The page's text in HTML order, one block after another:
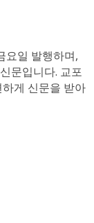
요일 발행하며,
문입니다. 교포
게 신문을 받아